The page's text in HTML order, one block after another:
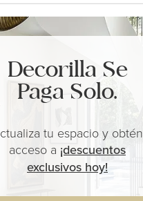
Decorilla Se
Paga Solo.
tu espacio y obtén
acceso a ¡descuentos
exclusivos hoy!